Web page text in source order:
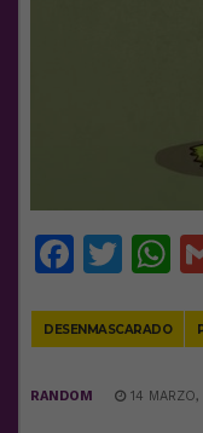
DESENMASCARADO
RANDOM 14